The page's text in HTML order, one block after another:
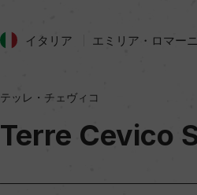
イタリア エミリア・ロマー
テッレ・チェヴィコ
Terre Cevico